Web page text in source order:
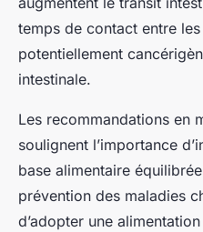
temps de contact entre
potentiellement
intestinale.
Les recommandations en
soulignent l’importance
base alimentaire
prévention des maladies
d’adopter une